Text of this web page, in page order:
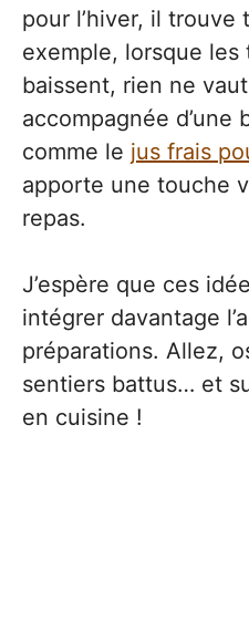
pour l’hiver, il trouve
exemple, lorsque les
baissent, rien ne
accompagnée d’une
comme le jus frais
apporte une touche
repas.
J’espère que ces
intégrer davantage
préparations. Allez,
sentiers battus… et
en cuisine !